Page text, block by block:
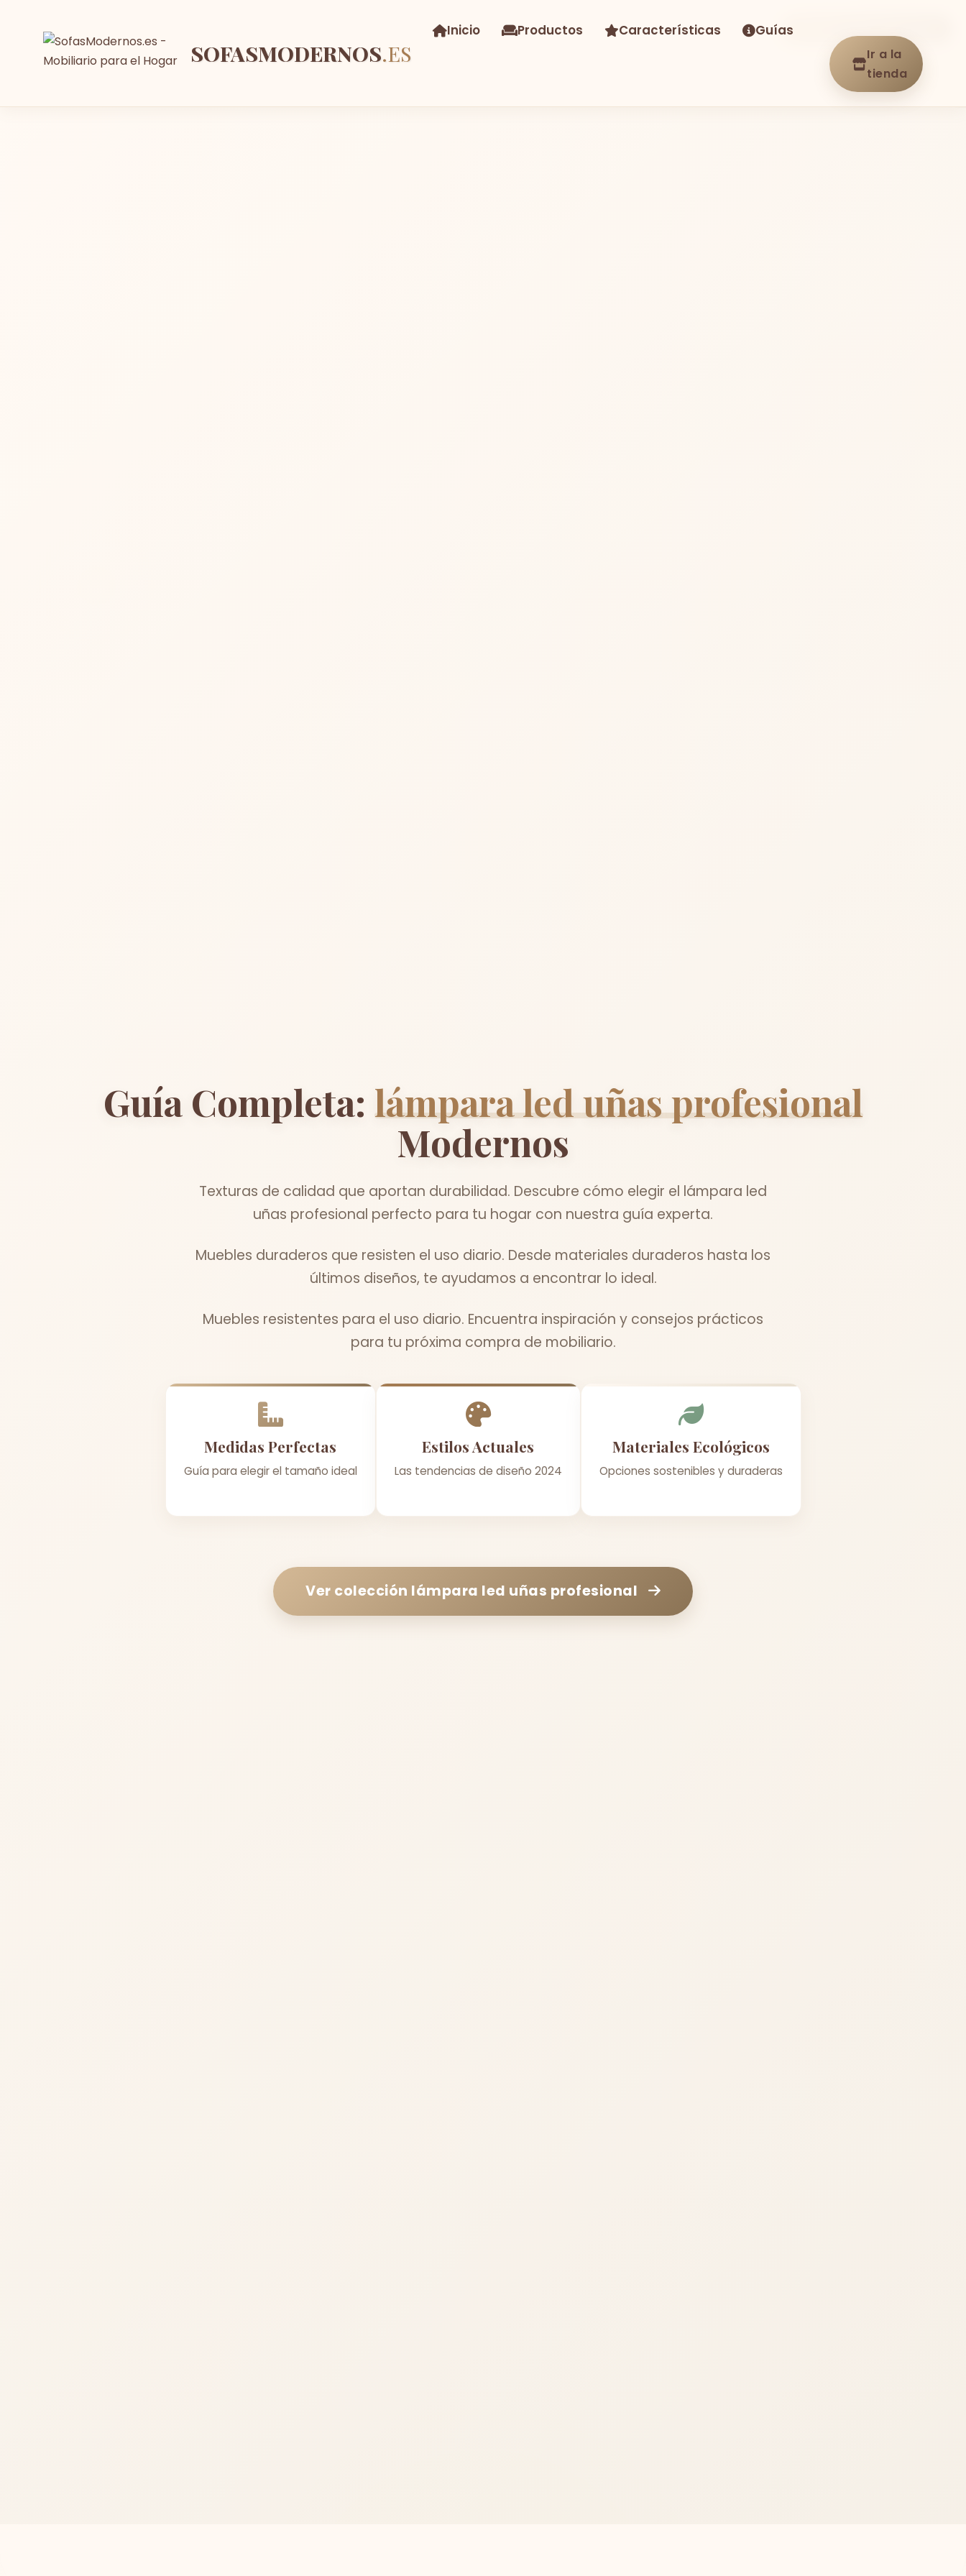
SOFASMODERNOS.ES
Inicio Productos Características Guías
Ir a la
tienda
Guía Completa: lámpara led uñas profesional
Modernos
Texturas de calidad que aportan durabilidad. Descubre cómo elegir el lámpara led
uñas profesional perfecto para tu hogar con nuestra guía experta.
Muebles duraderos que resisten el uso diario. Desde materiales duraderos hasta los
últimos diseños, te ayudamos a encontrar lo ideal.
Muebles resistentes para el uso diario. Encuentra inspiración y consejos prácticos
para tu próxima compra de mobiliario.
Medidas Perfectas
Guía para elegir el tamaño ideal
Estilos Actuales
Las tendencias de diseño 2024
Materiales Ecológicos
Opciones sostenibles y duraderas
Ver colección lámpara led uñas profesional